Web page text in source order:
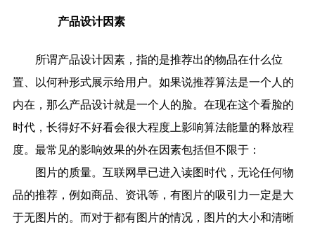
产品设计因素
所谓产品设计因素，指的是推荐出的物品在什么位
置、以何种形式展示给用户。如果说推荐算法是一个人的
内在，那么产品设计就是一个人的脸。在现在这个看脸的
时代，长得好不好看会很大程度上影响算法能量的释放程
度。最常见的影响效果的外在因素包括但不限于：
图片的质量。互联网早已进入读图时代，无论任何物
品的推荐，例如商品、资讯等，有图片的吸引力一定是大
于无图片的。而对于都有图片的情况，图片的大小和清晰